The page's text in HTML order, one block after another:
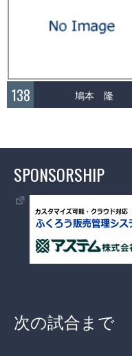
138 鳩本 隆
SPONSORSHIP
次の試合まで